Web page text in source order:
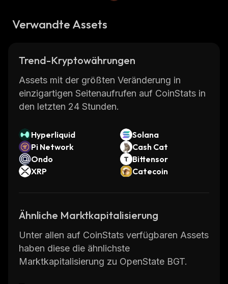
Verwandte Assets
Trend-Kryptowährungen
Assets mit der größten Veränderung in
einzigartigen Seitenaufrufen auf CoinStats in
den letzten 24 Stunden.
Hyperliquid
Solana
Pi Network
Cash Cat
Ondo
Bittensor
XRP
Catecoin
Ähnliche Marktkapitalisierung
Unter allen auf CoinStats verfügbaren Assets
haben diese die ähnlichste
Marktkapitalisierung zu OpenState BGT.